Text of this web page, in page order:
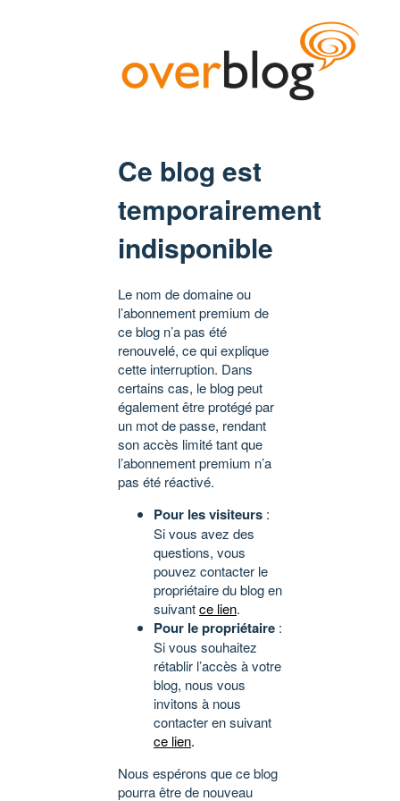
Ce blog est
temporairement
indisponible
Le nom de domaine ou
l’abonnement premium de
ce blog n’a pas été
renouvelé, ce qui explique
cette interruption. Dans
certains cas, le blog peut
également être protégé par
un mot de passe, rendant
son accès limité tant que
l’abonnement premium n’a
pas été réactivé.
Pour les visiteurs :
Si vous avez des
questions, vous
pouvez contacter le
propriétaire du blog en
suivantce lien.
Pour le propriétaire :
Si vous souhaitez
rétablir l’accès à votre
blog, nous vous
invitons à nous
contacter en suivant
ce lien.
Nous espérons que ce blog
pourra être de nouveau